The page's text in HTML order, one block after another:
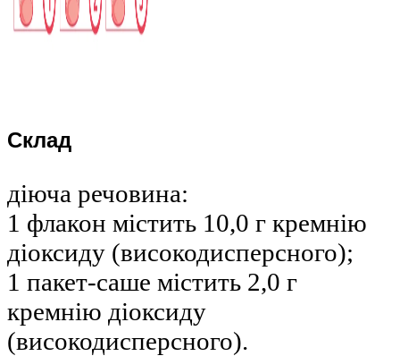
Склад
діюча речовина:
1 флакон містить 10,0 г кремнію
діоксиду (високодисперсного);
1 пакет-саше містить 2,0 г
кремнію діоксиду
(високодисперсного).